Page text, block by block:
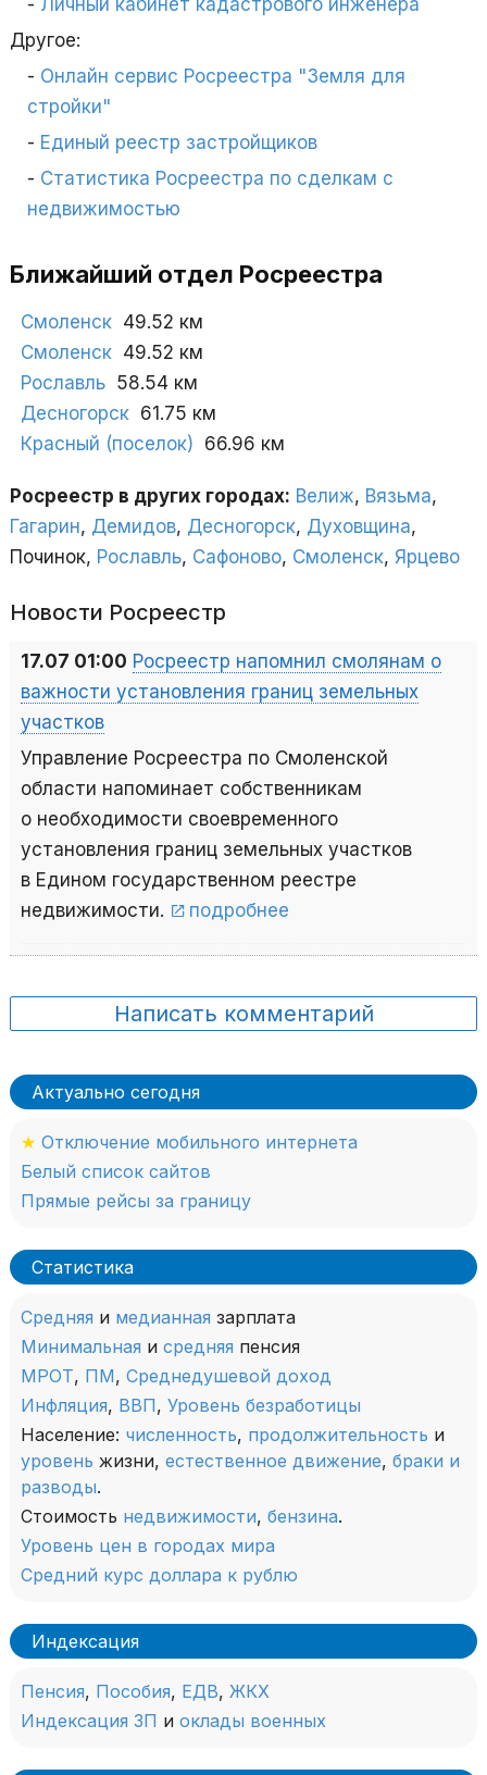
Личный кабинет кадастрового инженера
Другое:
Онлайн сервис Росреестра "Земля для
стройки"
Единый реестр застройщиков
Статистика Росреестра по сделкам с
недвижимостью
Ближайший отдел Росреестра
Смоленск 49.52 км
Смоленск 49.52 км
Рославль 58.54 км
Десногорск 61.75 км
Красный (поселок) 66.96 км
Росреестр в других городах: Велиж, Вязьма,
Гагарин, Демидов, Десногорск, Духовщина,
Починок, Рославль, Сафоново, Смоленск, Ярцево
Новости Росреестр
17.07 01:00 Росреестр напомнил смолянам о
важности установления границ земельных
участков
Управление Росреестра по Смоленской
области напоминает собственникам
о необходимости своевременного
установления границ земельных участков
в Едином государственном реестре
недвижимости.
подробнее
Написать комментарий
Актуально сегодня
★ Отключение мобильного интернета
Белый список сайтов
Прямые рейсы за границу
Статистика
Средняя и медианная зарплата
Минимальная и средняя пенсия
МРОТ, ПМ, Среднедушевой доход
Инфляция, ВВП, Уровень безработицы
Население: численность, продолжительность и
уровень жизни, естественное движение, браки и
разводы.
Стоимость недвижимости, бензина.
Уровень цен в городах мира
Средний курс доллара к рублю
Индексация
Пенсия, Пособия, ЕДВ, ЖКХ
Индексация ЗП и оклады военных